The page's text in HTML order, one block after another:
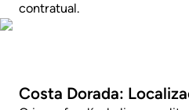
contratual.
Costa Dorada: